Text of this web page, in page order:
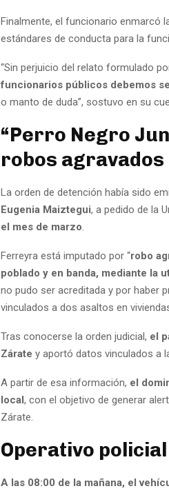
Finalmente, el funcionario enmarcó
estándares de conducta para la
“Sin perjuicio del relato formulado
funcionarios públicos debemos
o manto de duda”, sostuvo en su
“Perro Negro
robos agravados
La orden de detención había sido
Eugenia Maiztegui, a pedido de la
el mes de marzo.
Ferreyra está imputado por “robo
poblado y en banda, mediante la
no pudo ser acreditada y por haber
vinculados a dos asaltos en
Tras conocerse la orden judicial, el
Zárate y aportó datos vinculados a
A partir de esa información, el
local, con el objetivo de generar
Zárate.
Operativo
A las 08:00 de la mañana, el